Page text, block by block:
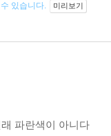
있습니다. 미리보기
파란색이 아니다